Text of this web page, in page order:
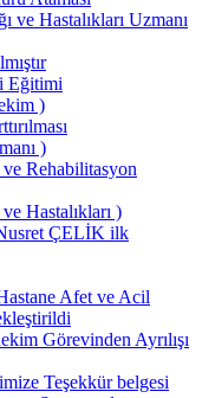
ve Hastalıkları Uzmanı
Eğitimi
)
)
Rehabilitasyon
Hastalıkları )
ÇELİK ilk
Afet ve Acil
Görevinden Ayrılışı
Teşekkür belgesi